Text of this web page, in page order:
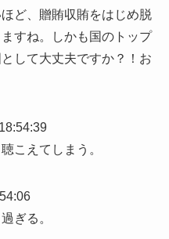
ど、贈賄収賄をはじめ脱
すね。しかも国のトップ
して大丈夫ですか？！お
こえてしまう。
ぎる。